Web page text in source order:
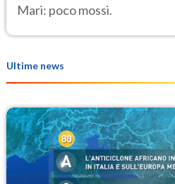
Mari: poco mossi.
Ultime news